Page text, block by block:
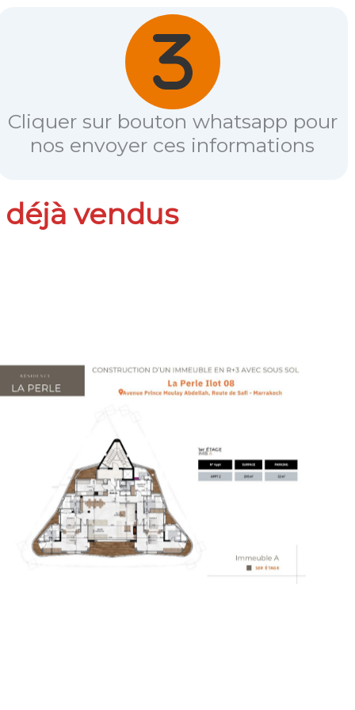
Cliquer sur bouton whatsapp pour
nos envoyer ces informations
vendus